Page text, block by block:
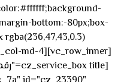
bottom:-80px;box-